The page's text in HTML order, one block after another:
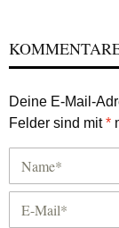
Deine E-Mail-
Felder sind mit*